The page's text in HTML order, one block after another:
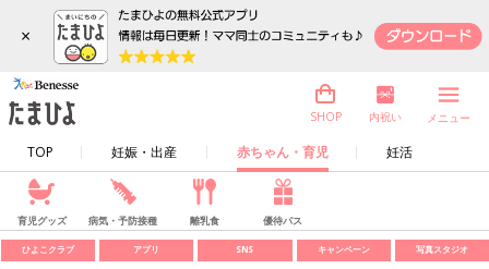
×
TOP 妊娠・出産 赤ちゃん・育児 妊活
SHOP 内祝い メニュー
育児グッズ 病気・予防接種 離乳食 優待パス
ひよこクラブ アプリ SNS キャンペーン 写真スタジオ